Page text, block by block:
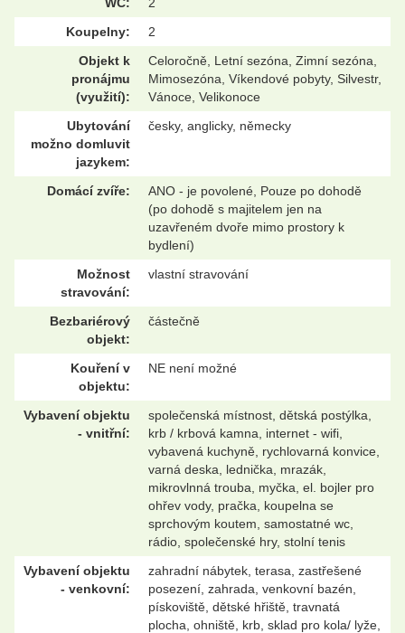
Koupelny:
2
Objekt k
pronájmu
(využití):
Celoročně, Letní sezóna, Zimní sezóna,
Mimosezóna, Víkendové pobyty, Silvestr,
Vánoce, Velikonoce
Ubytování
možno domluvit
jazykem:
česky, anglicky, německy
Domácí zvíře:
ANO - je povolené, Pouze po dohodě
(po dohodě s majitelem jen na
uzavřeném dvoře mimo prostory k
bydlení)
Možnost
stravování:
vlastní stravování
Bezbariérový
objekt:
částečně
Kouření v
objektu:
NE není možné
Vybavení objektu
- vnitřní:
společenská místnost, dětská postýlka,
krb / krbová kamna, internet - wifi,
vybavená kuchyně, rychlovarná konvice,
varná deska, lednička, mrazák,
mikrovlnná trouba, myčka, el. bojler pro
ohřev vody, pračka, koupelna se
sprchovým koutem, samostatné wc,
rádio, společenské hry, stolní tenis
Vybavení objektu
- venkovní:
zahradní nábytek, terasa, zastřešené
posezení, zahrada, venkovní bazén,
pískoviště, dětské hřiště, travnatá
plocha, ohniště, krb, sklad pro kola/ lyže,